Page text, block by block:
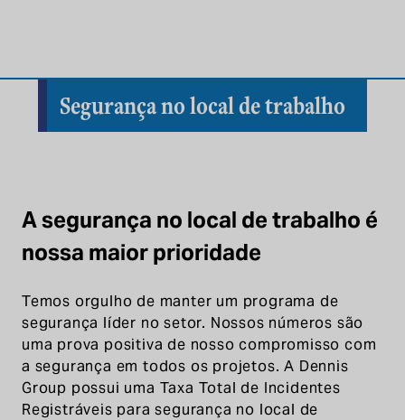
Segurança no local de trabalho
A segurança no local de trabalho é
nossa maior prioridade
Temos orgulho de manter um programa de
segurança líder no setor. Nossos números são
uma prova positiva de nosso compromisso com
a segurança em todos os projetos. A Dennis
Group possui uma Taxa Total de Incidentes
Registráveis para segurança no local de